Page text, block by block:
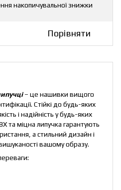
накопичувальної знижки
Порівняти
– це нашивки вищого
Стійкі до будь-яких
і надійність у будь-яких
та міцна липучка гарантують
а стильний дизайн і
вашому образу.